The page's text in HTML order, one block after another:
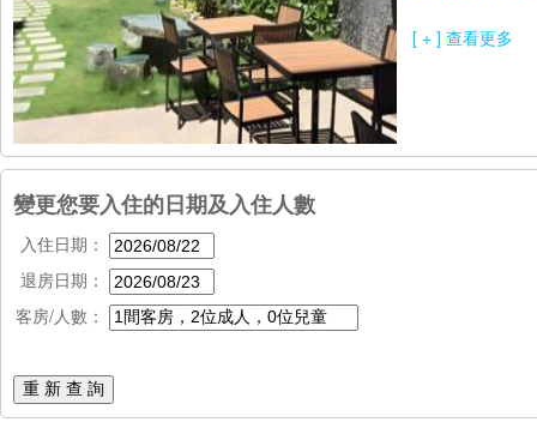
[ + ] 查看更多
變更您要入住的日期及入住人數
入住日期：
退房日期：
客房/人數：
重 新 查 詢